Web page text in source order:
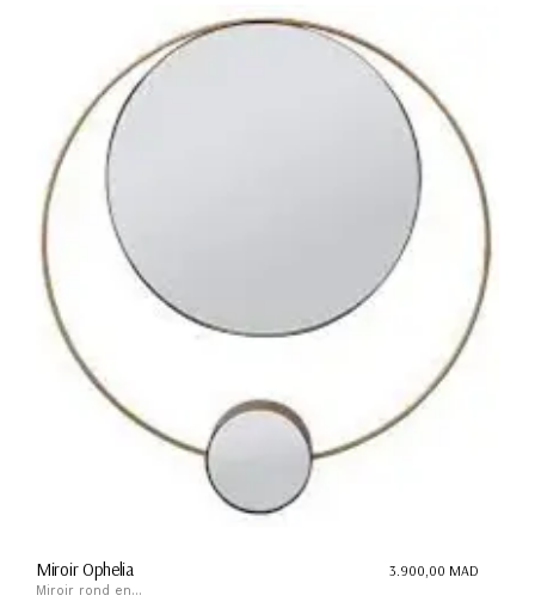
Miroir Ophelia
Miroir rond en...
3.900,00 MAD